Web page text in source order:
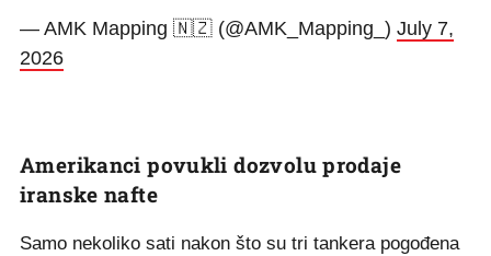
— AMK Mapping 🇳🇿 (@AMK_Mapping_) July 7,
2026
Amerikanci povukli dozvolu prodaje
iranske nafte
Samo nekoliko sati nakon što su tri tankera pogođena